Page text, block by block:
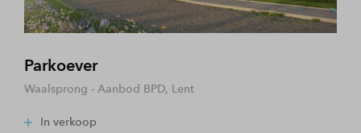
Parkoever
Waalsprong - Aanbod BPD, Lent
In verkoop